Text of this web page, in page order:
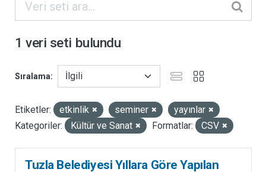
ORGANIZASYONLAR
KATEGORILER
ETIKETLER
LISANSLAR
1 veri seti bulundu
Sıralama
Etiketler: etkinlik seminer
yayınlar
Kategoriler:
Kültür ve Sanat Formatlar: CSV
Tuzla Belediyesi Yıllara Göre Yapılan